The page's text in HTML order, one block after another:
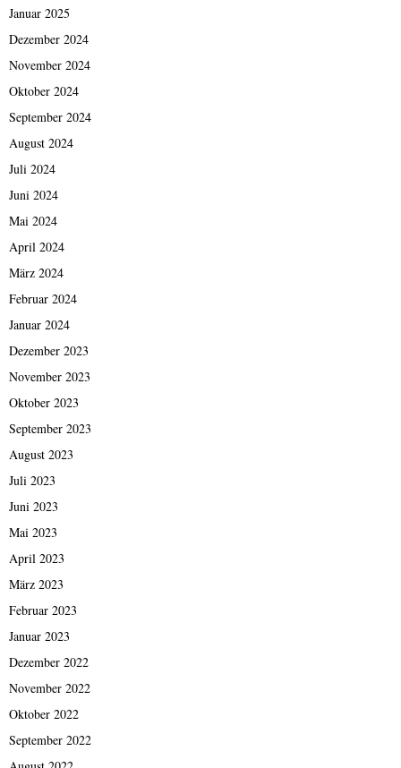
Januar 2025
Dezember 2024
November 2024
Oktober 2024
September 2024
August 2024
Juli 2024
Juni 2024
Mai 2024
April 2024
März 2024
Februar 2024
Januar 2024
Dezember 2023
November 2023
Oktober 2023
September 2023
August 2023
Juli 2023
Juni 2023
Mai 2023
April 2023
März 2023
Februar 2023
Januar 2023
Dezember 2022
November 2022
Oktober 2022
September 2022